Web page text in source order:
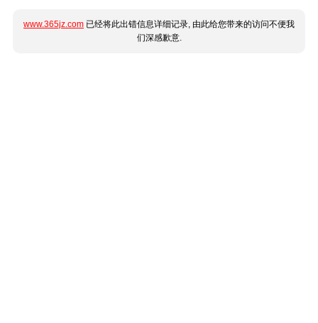
www.365jz.com 已经将此出错信息详细记录, 由此给您带来的访问不便我
们深感歉意.